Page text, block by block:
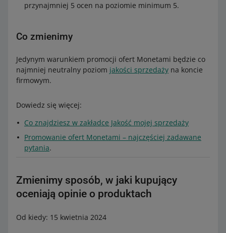
przynajmniej 5 ocen na poziomie minimum 5.
Co zmienimy
Jedynym warunkiem promocji ofert Monetami będzie co
najmniej neutralny poziom jakości sprzedaży na koncie
firmowym.
Dowiedz się więcej:
Co znajdziesz w zakładce Jakość mojej sprzedaży
Promowanie ofert Monetami – najczęściej zadawane
pytania.
Zmienimy sposób, w jaki kupujący
oceniają opinie o produktach
Od kiedy: 15 kwietnia 2024